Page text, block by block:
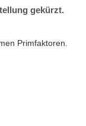
gekürzt.
Primfaktoren.